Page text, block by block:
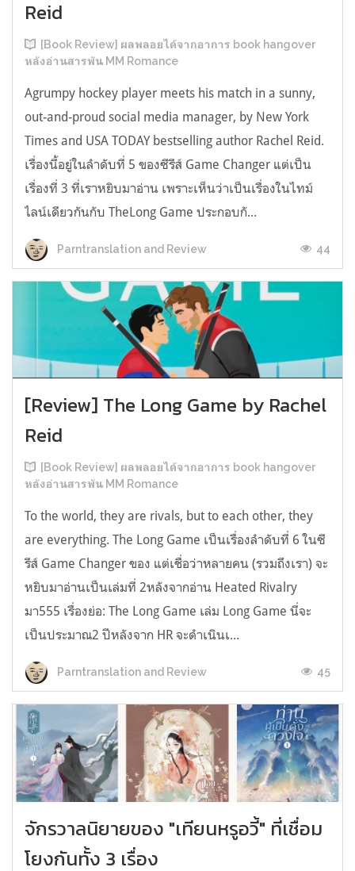
Reid
[Book Review] ผลพลอยได้จากอาการ book hangover
หลังอ่านสารพัน MM Romance
Agrumpy hockey player meets his match in a sunny,
out-and-proud social media manager, by New York
Times and USA TODAY bestselling author Rachel Reid.
เรื่องนี้อยู่ในลำดับที่ 5 ของซีรีส์ Game Changer แต่เป็น
เรื่องที่ 3 ที่เราหยิบมาอ่าน เพราะเห็นว่าเป็นเรื่องในไทม์
ไลน์เดียวกันกับ TheLong Game ประกอบกั...
Parntranslation and Review 44
[Review] The Long Game by Rachel
Reid
[Book Review] ผลพลอยได้จากอาการ book hangover
หลังอ่านสารพัน MM Romance
To the world, they are rivals, but to each other, they
are everything. The Long Game เป็นเรื่องลำดับที่ 6 ในซี
รีส์ Game Changer ของ แต่เชื่อว่าหลายคน (รวมถึงเรา) จะ
หยิบมาอ่านเป็นเล่มที่ 2หลังจากอ่าน Heated Rivalry
มา555 เรื่องย่อ: The Long Game เล่ม Long Game นี่จะ
เป็นประมาณ2 ปีหลังจาก HR จะดำเนินเ...
Parntranslation and Review 45
จักรวาลนิยายของ "เทียนหรูอวี้" ที่เชื่อม
โยงกันทั้ง 3 เรื่อง